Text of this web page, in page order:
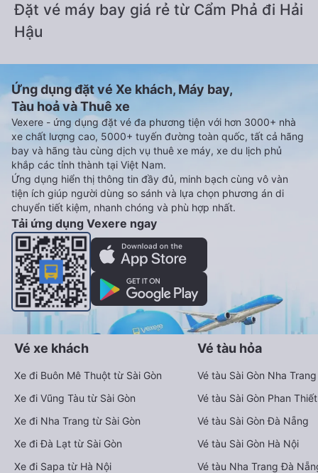
Đặt vé máy bay giá rẻ từ Cẩm Phả đi Hải
Hậu
Ứng dụng đặt vé Xe khách, Máy bay,
Tàu hoả và Thuê xe
Vexere - ứng dụng đặt vé đa phương tiện với hơn 3000+ nhà
xe chất lượng cao, 5000+ tuyến đường toàn quốc, tất cả hãng
bay và hãng tàu cùng dịch vụ thuê xe máy, xe du lịch phủ
khắp các tỉnh thành tại Việt Nam.
Ứng dụng hiển thị thông tin đầy đủ, minh bạch cùng vô vàn
tiện ích giúp người dùng so sánh và lựa chọn phương án di
chuyển tiết kiệm, nhanh chóng và phù hợp nhất.
Tải ứng dụng Vexere ngay
Vé xe khách
Xe đi Buôn Mê Thuột từ Sài Gòn
Xe đi Vũng Tàu từ Sài Gòn
Xe đi Nha Trang từ Sài Gòn
Xe đi Đà Lạt từ Sài Gòn
Xe đi Sapa từ Hà Nội
Vé tàu hỏa
Vé tàu Sài Gòn Nha Trang
Vé tàu Sài Gòn Phan Thiết
Vé tàu Sài Gòn Đà Nẵng
Vé tàu Sài Gòn Hà Nội
Vé tàu Nha Trang Đà